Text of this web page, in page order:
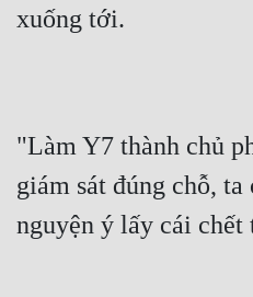
xuống tới.
"Làm Y7 thành chủ
giám sát đúng chỗ,
nguyện ý lấy cái chết